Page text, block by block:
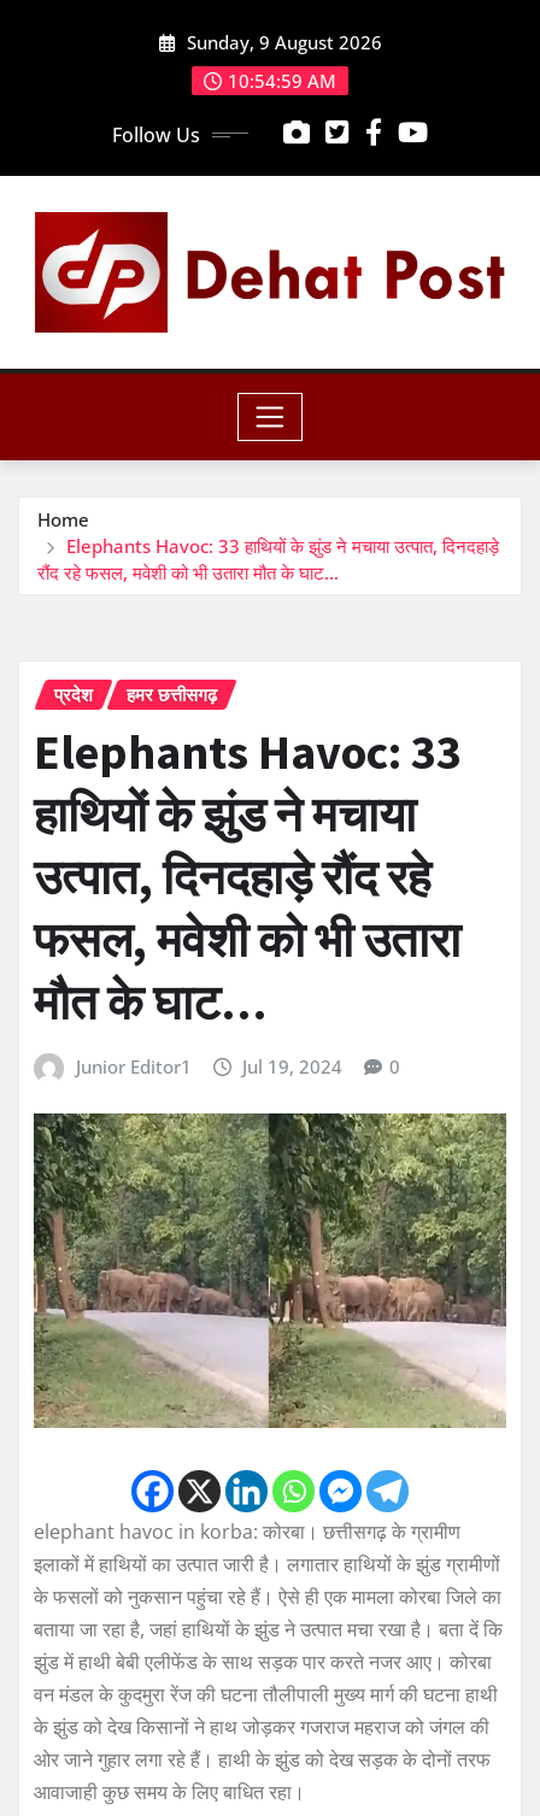
Sunday, 9 August 2026
10:55:00 AM
Follow Us
Home
Elephants Havoc: 33 हाथियों के झुंड ने मचाया उत्पात, दिनदहाड़े
रौंद रहे फसल, मवेशी को भी उतारा मौत के घाट…
प्रदेश हमर छत्तीसगढ़
Elephants Havoc: 33
हाथियों के झुंड ने मचाया
उत्पात, दिनदहाड़े रौंद रहे
फसल, मवेशी को भी उतारा
मौत के घाट…
Junior Editor1 Jul 19, 2024 0
elephant havoc in korba: कोरबा। छत्ती​सगढ़ के ग्रामीण
इलाकों में हाथियों का उत्पात जारी है। लगातार हाथियों के झुंड ग्रामीणों
के फसलों को नुकसान पहुंचा रहे हैं। ऐसे ही एक मामला कोरबा जिले का
बताया जा रहा है, जहां हाथियों के झुंड ने उत्पात मचा रखा है। बता दें कि
झुंड में हाथी बेबी एलीफेंड के साथ सड़क पार करते नजर आए। कोरबा
वन मंडल के कुदमुरा रेंज की घटना तौलीपाली मुख्य मार्ग की घटना हाथी
के झुंड को देख किसानों ने हाथ जोड़कर गजराज महराज को जंगल की
ओर जाने गुहार लगा रहे हैं। हाथी के झुंड को देख सड़क के दोनों तरफ
आवाजाही कुछ समय के लिए बाधित रहा।